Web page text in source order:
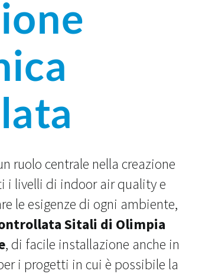
ruolo centrale nella creazione
i livelli di indoor air quality e
le esigenze di ogni ambiente,
Sitali di Olimpia
, di facile installazione anche in
i progetti in cui è possibile la